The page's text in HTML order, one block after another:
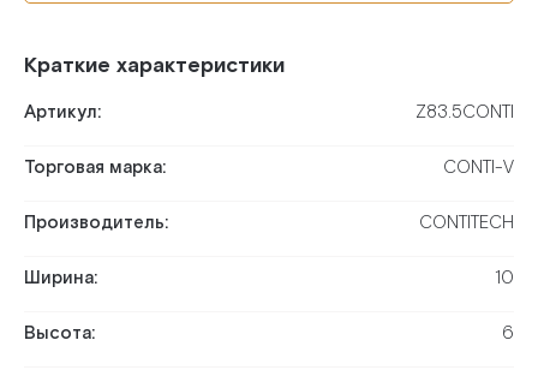
Краткие характеристики
Артикул: Z83.5CONTI
Торговая марка: CONTI-V
Производитель: CONTITECH
Ширина: 10
Высота: 6